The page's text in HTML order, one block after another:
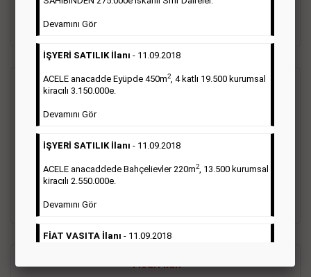
Detaylı Bilgi & İlan Örnekleri
Vasıta İlanı
Sarı sayfa ilanlar alım- satım, duyuru, mini reklam şeklinde
ifade edilebilen ilanlardır. Gazetelerin tirajını önemli ölçüde
etkilerler ve gazete gelirlerinin de önemli bir bölümünü
oluştururlar.Sabah sarı sayfa eleman ilanlarında 6 kelime
sayısı şartı aranmamaktadır.
Detaylı Bilgi & İlan Örnekleri
Ticari İlan
Devamını Gör
İŞYERİ SATILIK İlanı - 11.09.2018
ACELE anacadde Eyüpde 450m2, 4 katlı 19.500 kurumsal
kiracılı 3.150.000e.
Devamını Gör
İŞYERİ SATILIK İlanı - 11.09.2018
ACELE anacaddede Bahçelievler 220m2, 13.500 kurumsal
kiracılı 2.550.000e.
Devamını Gör
FİAT VASITA İlanı - 11.09.2018
2.800.000e kurumsal mağaza.